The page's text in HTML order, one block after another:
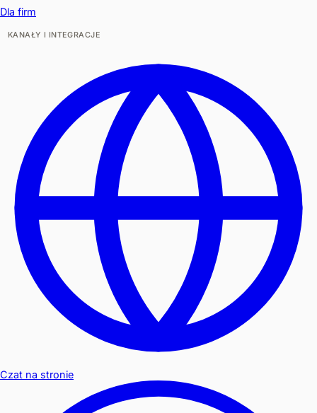
Dla firm
KANAŁY I INTEGRACJE
Czat na stronie